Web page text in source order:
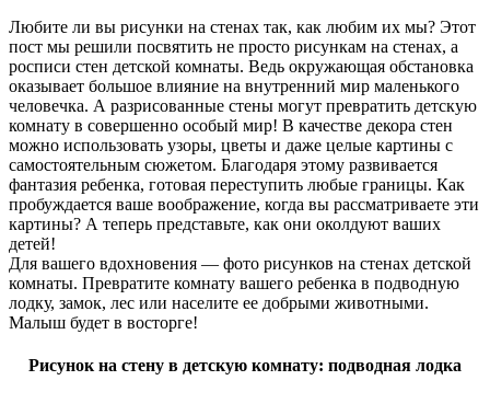
Любите ли вы рисунки на стенах так, как любим их мы? Этот
пост мы решили посвятить не просто рисункам на стенах, а
росписи стен детской комнаты. Ведь окружающая обстановка
оказывает большое влияние на внутренний мир маленького
человечка. А разрисованные стены могут превратить детскую
комнату в совершенно особый мир! В качестве декора стен
можно использовать узоры, цветы и даже целые картины с
самостоятельным сюжетом. Благодаря этому развивается
фантазия ребенка, готовая переступить любые границы. Как
пробуждается ваше воображение, когда вы рассматриваете эти
картины? А теперь представьте, как они околдуют ваших
детей!
Для вашего вдохновения — фото рисунков на стенах детской
комнаты. Превратите комнату вашего ребенка в подводную
лодку, замок, лес или населите ее добрыми животными.
Малыш будет в восторге!
Рисунок на стену в детскую комнату: подводная лодка